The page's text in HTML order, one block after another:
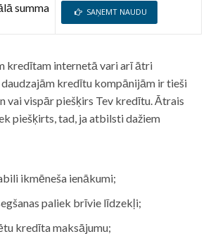
summa SAŅEMT NAUDU
kredītam internetā vari arī ātri
kredītu kompānijām ir tieši
vai vispār piešķirs Tev kredītu. Ātrais
piešķirts, tad, ja atbilsti dažiem
ikmēneša ienākumi;
paliek brīvie līdzekļi;
kredīta maksājumu;